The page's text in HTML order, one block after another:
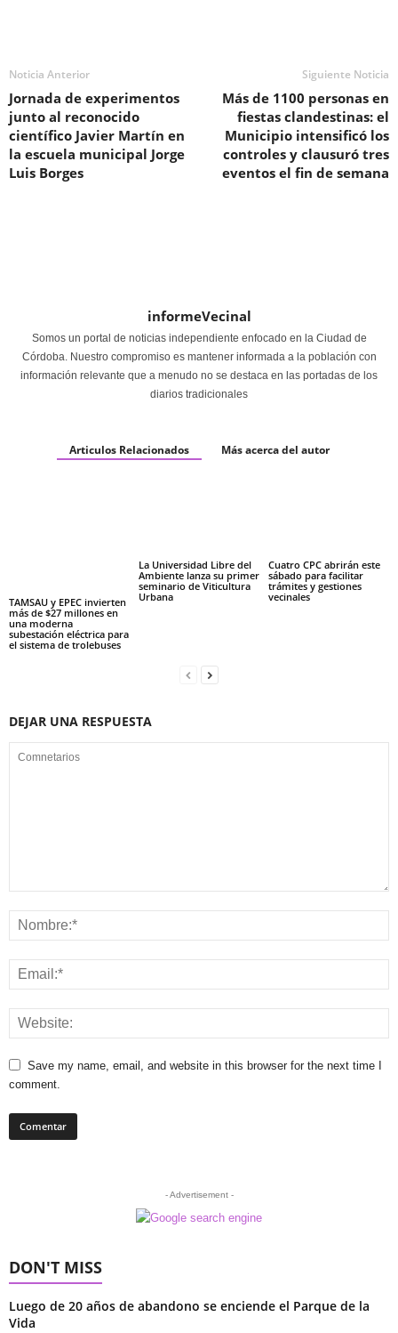
Noticia Anterior
Jornada de experimentos
junto al reconocido
científico Javier Martín en
la escuela municipal Jorge
Luis Borges
Siguiente Noticia
Más de 1100 personas en
fiestas clandestinas: el
Municipio intensificó los
controles y clausuró tres
eventos el fin de semana
informeVecinal
Somos un portal de noticias independiente enfocado en la Ciudad de
Córdoba. Nuestro compromiso es mantener informada a la población con
información relevante que a menudo no se destaca en las portadas de los
diarios tradicionales
Articulos Relacionados Más acerca del autor
TAMSAU y EPEC invierten
más de $27 millones en
una moderna
subestación eléctrica para
el sistema de trolebuses
La Universidad Libre del
Ambiente lanza su primer
seminario de Viticultura
Urbana
Cuatro CPC abrirán este
sábado para facilitar
trámites y gestiones
vecinales
DEJAR UNA RESPUESTA
Save my name, email, and website in this browser for the next time I
comment.
- Advertisement -
DON'T MISS
Luego de 20 años de abandono se enciende el Parque de la
Vida